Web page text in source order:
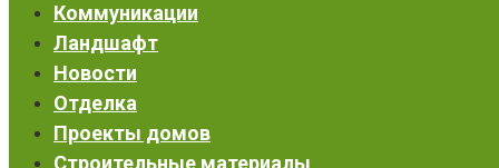
Коммуникации
Ландшафт
Новости
Отделка
Проекты домов
Строительные материалы